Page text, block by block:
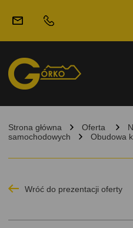
Strona główna Oferta
samochodowych
Obudowa
Wróć do prezentacji oferty